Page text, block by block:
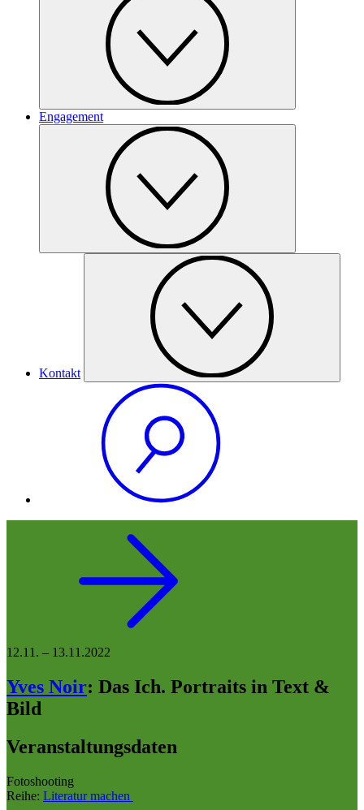
Engagement
Kontakt
12.11. – 13.11.2022
Yves Noir: Das Ich. Portraits in Text &
Bild
Veranstaltungsdaten
Fotoshooting
Reihe: Literatur machen